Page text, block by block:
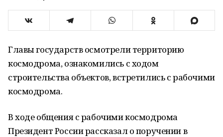
Главы государств осмотрели территорию
космодрома, ознакомились с ходом
строительства объектов, встретились с рабочими
космодрома.
В ходе общения с рабочими космодрома
Президент России рассказал о поручении в